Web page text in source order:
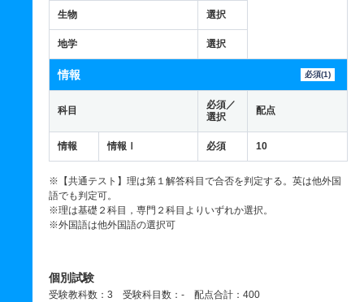
生物 選択
地学 選択
情報 必須(1)
科目
必須／
選択
配点
情報 情報Ⅰ 必須 10
※【共通テスト】理は第１解答科目で合否を判定する。英は他外国
語でも判定可。
※理は基礎２科目，専門２科目よりいずれか選択。
※外国語は他外国語の選択可
個別試験
受験教科数：3 受験科目数：- 配点合計：400